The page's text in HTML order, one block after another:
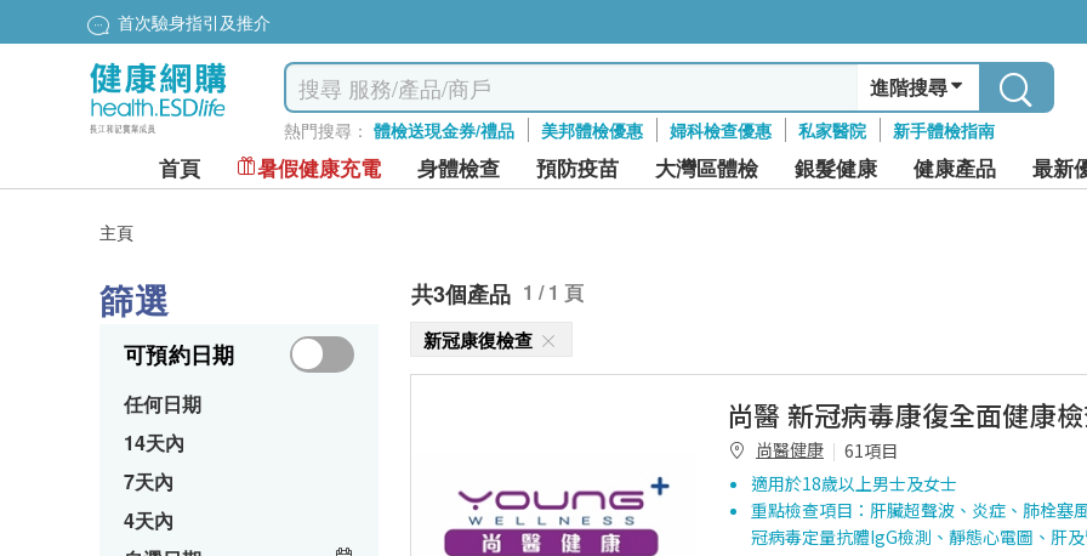
首次驗身指引及推介
進階搜尋
熱門搜尋： 體檢送現金券/禮品 美邦體檢優惠 婦科檢查優惠 私家醫院 新手體檢指南
首頁 暑假健康充電 身體檢查 預防疫苗 大灣區體檢 銀髮健康 健康產品 最新
主頁
篩選
可預約日期
任何日期
14天內
7天內
4天內
共3個產品 1 / 1 頁
新冠康復檢查
尚醫 新冠病毒康復全面健康
尚醫健康
61項目
適用於18歲以上男士及女士
重點檢查項目：肝臟超聲波、炎症、肺栓塞
冠病毒定量抗體IgG檢測、靜態心電圖、肝